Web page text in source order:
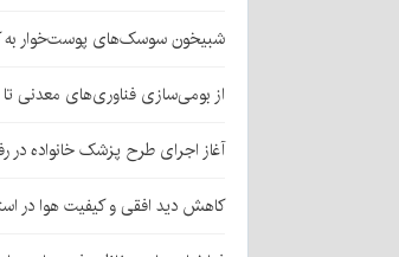
شبیخون سوسک‌های پوست‌خوار به
از بومی‌سازی فناوری‌های معدنی
آغاز اجرای طرح پزشک خانواده در
کاهش دید افقی و کیفیت هوا در